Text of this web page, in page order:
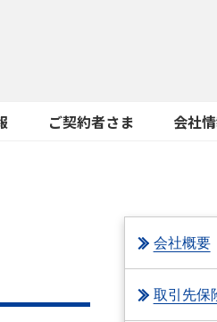
ご契約者さま 会社
会社概要
取引先保